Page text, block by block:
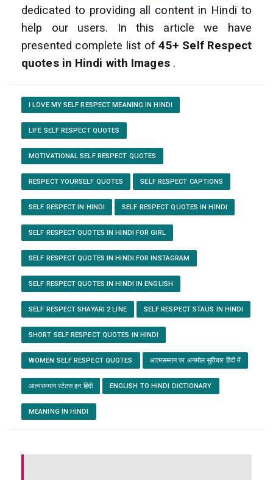
dedicated to providing all content in Hindi to
help our users. In this article we have
presented complete list of45+ Self Respect
quotes in Hindi with Images.
I LOVE MY SELF RESPECT MEANING IN HINDI
LIFE SELF RESPECT QUOTES
MOTIVATIONAL SELF RESPECT QUOTES
RESPECT YOURSELF QUOTES SELF RESPECT CAPTIONS
SELF RESPECT IN HINDI SELF RESPECT QUOTES IN HINDI
SELF RESPECT QUOTES IN HINDI FOR GIRL
SELF RESPECT QUOTES IN HINDI FOR INSTAGRAM
SELF RESPECT QUOTES IN HINDI IN ENGLISH
SELF RESPECT SHAYARI 2 LINE SELF RESPECT STAUS IN HINDI
SHORT SELF RESPECT QUOTES IN HINDI
WOMEN SELF RESPECT QUOTES आत्मसम्मान पर अनमोल सुविचार हिंदी में
आत्मसम्मान स्टेटस इन हिंदी ENGLISH TO HINDI DICTIONARY
MEANING IN HINDI